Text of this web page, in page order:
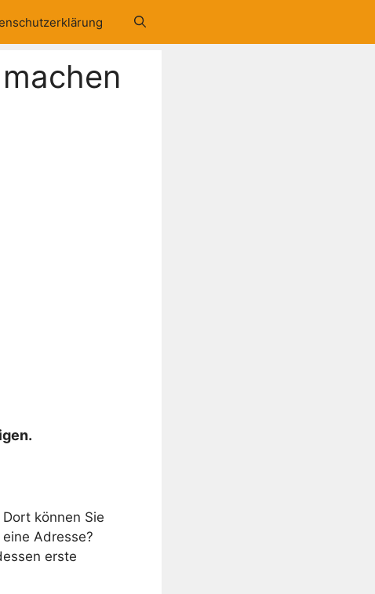
können Sie
Adresse?
erste